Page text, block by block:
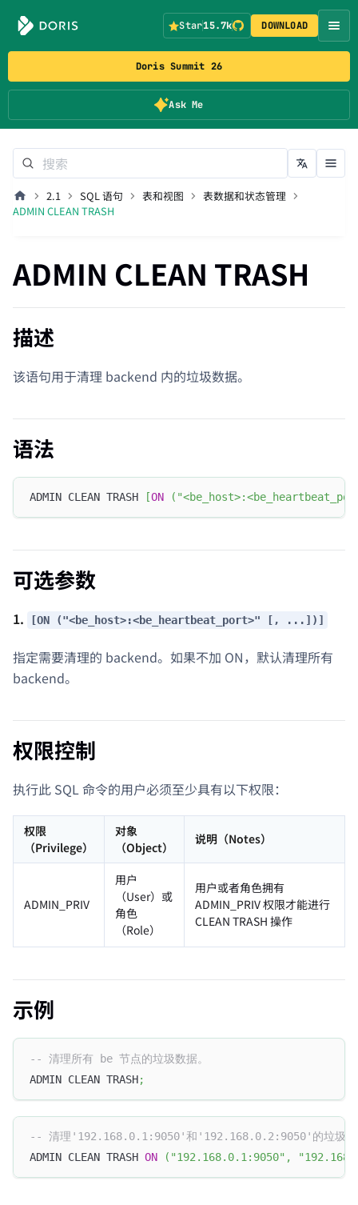
Doris Summit 26
Ask Me
Star15.7k DOWNLOAD
2.1 SQL 语句 表和视图
表数据和状态管理
ADMIN CLEAN TRASH
ADMIN CLEAN TRASH
描述
该语句用于清理 backend 内的垃圾数据。
语法
ADMIN CLEAN TRASH [ON (
可选参数
1. [ON ("<be_host>:<be_heartbeat_port>" [, ...])]
指定需要清理的 backend。如果不加 ON，默认清理所有
backend。
权限控制
执行此 SQL 命令的用户必须至少具有以下权限：
权限
（Privilege）
对象
（Object）
说明（Notes）
ADMIN_PRIV
用户
（User）或
角色
（Role）
用户或者角色拥有
ADMIN_PRIV 权限才能进行
CLEAN TRASH 操作
示例
-- 清理所有 be 节点的垃圾数据。
ADMIN CLEAN TRASH;
-- 清理'192.168.0.1:9050'和'192.168.0.2:9050'的垃圾数
ADMIN CLEAN TRASH ON ( "192.168.0.1:9050" ,